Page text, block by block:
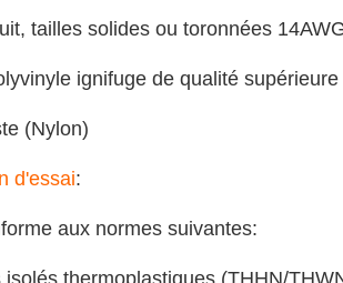
tailles solides ou toronnées
ignifuge de qualité supérieure
(Nylon)
d'essai:
aux normes suivantes:
thermoplastiques (THHN/